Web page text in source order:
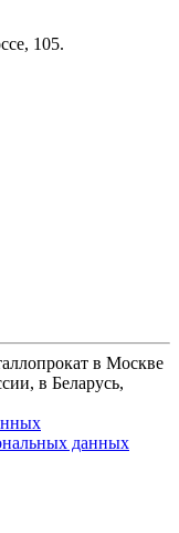
105.
в Москве
в Беларусь,
данных